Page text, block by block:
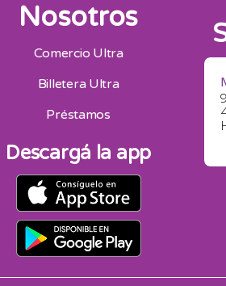
Nosotros
Comercio Ultra
Billetera Ultra
Préstamos
Descargá la app
A 13:00 | 16:30 A 20:30